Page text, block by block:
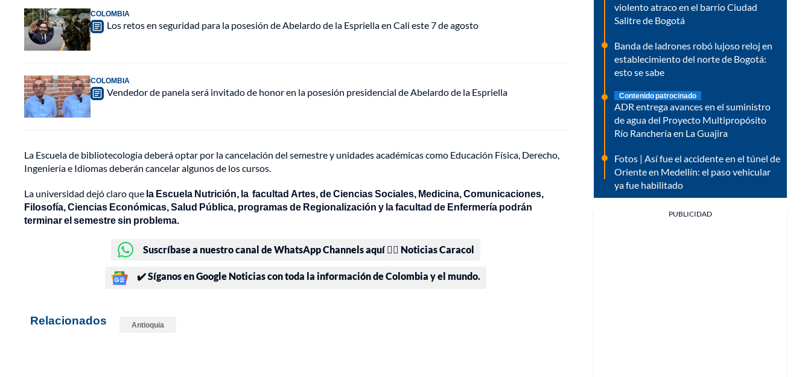
COLOMBIA
Los retos en seguridad para la posesión de Abelardo de la Espriella en Cali este 7 de agosto
COLOMBIA
Vendedor de panela será invitado de honor en la posesión presidencial de Abelardo de la Espriella
La Escuela de bibliotecología deberá optar por la cancelación del semestre y unidades académicas como Educación Física, Derecho,
Ingeniería e Idiomas deberán cancelar algunos de los cursos.
La universidad dejó claro que la Escuela Nutrición, la facultad Artes, de Ciencias Sociales, Medicina, Comunicaciones,
Filosofía, Ciencias Económicas, Salud Pública, programas de Regionalización y la facultad de Enfermería podrán
terminar el semestre sin problema.
Suscríbase a nuestro canal de WhatsApp Channels aquí 👉🏻 Noticias Caracol
✔️ Síganos en Google Noticias con toda la información de Colombia y el mundo.
Relacionados Antioquia
violento atraco en el barrio Ciudad
Salitre de Bogotá
Banda de ladrones robó lujoso reloj en
establecimiento del norte de Bogotá:
esto se sabe
Contenido patrocinado
ADR entrega avances en el suministro
de agua del Proyecto Multipropósito
Río Ranchería en La Guajira
Fotos | Así fue el accidente en el túnel de
Oriente en Medellín: el paso vehicular
ya fue habilitado
PUBLICIDAD